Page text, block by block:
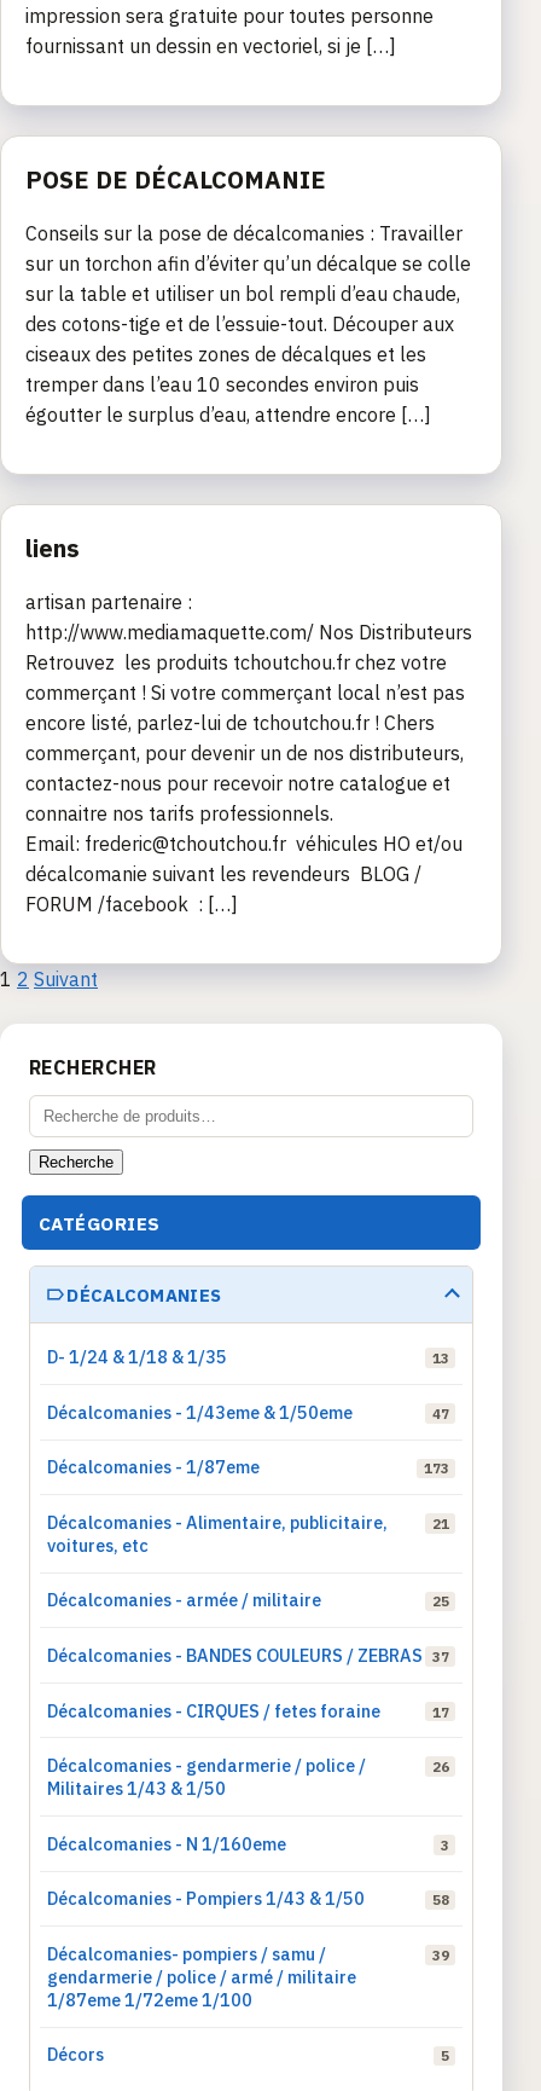
impression sera gratuite pour toutes personne
fournissant un dessin en vectoriel, si je […]
POSE DE DÉCALCOMANIE
Conseils sur la pose de décalcomanies : Travailler
sur un torchon afin d’éviter qu’un décalque se colle
sur la table et utiliser un bol rempli d’eau chaude,
des cotons-tige et de l’essuie-tout. Découper aux
ciseaux des petites zones de décalques et les
tremper dans l’eau 10 secondes environ puis
égoutter le surplus d’eau, attendre encore […]
liens
artisan partenaire :
http://www.mediamaquette.com/ Nos Distributeurs
Retrouvez les produits tchoutchou.fr chez votre
commerçant ! Si votre commerçant local n’est pas
encore listé, parlez-lui de tchoutchou.fr ! Chers
commerçant, pour devenir un de nos distributeurs,
contactez-nous pour recevoir notre catalogue et
connaitre nos tarifs professionnels.
Email: frederic@tchoutchou.fr véhicules HO et/ou
décalcomanie suivant les revendeurs BLOG /
FORUM /facebook : […]
Pagination
des
publications
1 2 Suivant
RECHERCHER
Recherche
pour :
Recherche
CATÉGORIES
DÉCALCOMANIES
D- 1/24 & 1/18 & 1/35 13
Décalcomanies - 1/43eme & 1/50eme 47
Décalcomanies - 1/87eme 173
Décalcomanies - Alimentaire, publicitaire,
voitures, etc
21
Décalcomanies - armée / militaire 25
Décalcomanies - BANDES COULEURS / ZEBRAS 37
Décalcomanies - CIRQUES / fetes foraine 17
Décalcomanies - gendarmerie / police /
Militaires 1/43 & 1/50
26
Décalcomanies - N 1/160eme 3
Décalcomanies - Pompiers 1/43 & 1/50 58
Décalcomanies- pompiers / samu /
gendarmerie / police / armé / militaire
1/87eme 1/72eme 1/100
39
Décors 5